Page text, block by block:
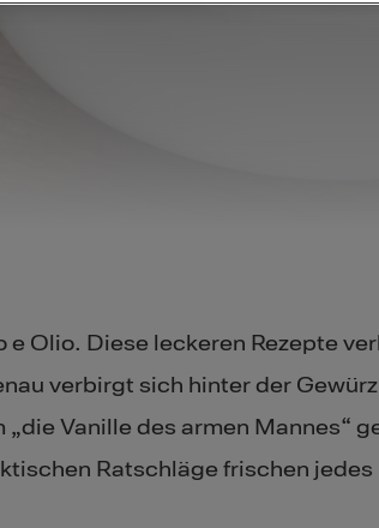
Olio. Diese leckeren Rezepte
verbirgt sich hinter der
„die Vanille des armen Mannes“
Ratschläge frischen jedes